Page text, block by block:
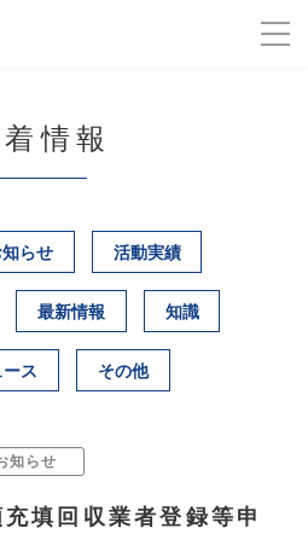
情報
知らせ 活動実績
最新情報 知識
ス その他
知らせ
充填回収業者登録等申